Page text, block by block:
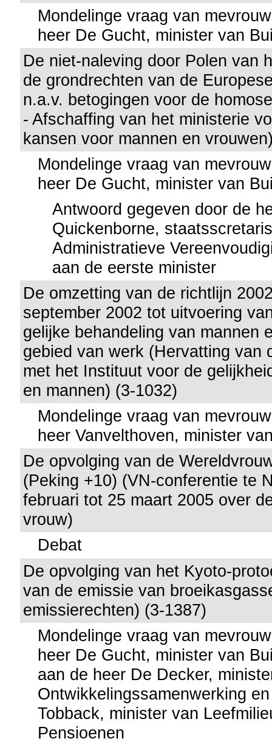
Mondelinge vraag van
heer De Gucht, minister van
De niet-naleving door Polen van
de grondrechten van de
n.a.v. betogingen voor de
- Afschaffing van het ministerie
kansen voor mannen en
Mondelinge vraag van
heer De Gucht, minister van
Antwoord gegeven door de
Quickenborne,
Administratieve
aan de eerste minister
De omzetting van de richtlijn
september 2002 tot uitvoering
gelijke behandeling van mannen
gebied van werk (Hervatting van
met het Instituut voor de
en mannen) (3-1032)
Mondelinge vraag van
heer Vanvelthoven, minister
De opvolging van de
(Peking +10) (VN-conferentie te
februari tot 25 maart 2005 over
vrouw)
Debat
De opvolging van het Kyoto-
van de emissie van
emissierechten) (3-1387)
Mondelinge vraag van
heer De Gucht, minister van
aan de heer De Decker,
Ontwikkelingssamenwerking
Tobback, minister van
Pensioenen